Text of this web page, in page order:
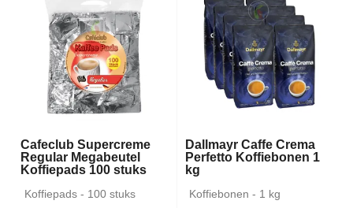
Cafeclub Supercreme
Regular Megabeutel
Koffiepads 100 stuks
Koffiepads - 100 stuks
Dallmayr Caffe Crema
Perfetto Koffiebonen 1
kg
Koffiebonen - 1 kg